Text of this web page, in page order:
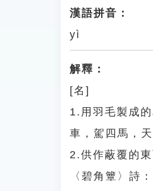
漢語拼音：
yì
解釋：
[名]
1.用羽毛製成
車，駕四馬，
2.供作蔽覆的
〈碧角簟〉詩